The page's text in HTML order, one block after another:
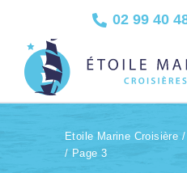
02 99 40
Etoile Marine Croisière
/ Page 3